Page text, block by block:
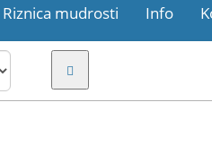
Riznica mudrosti Info